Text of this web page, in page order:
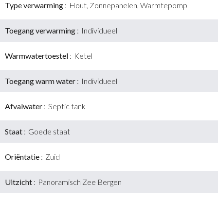
Type verwarming Hout, Zonnepanelen, Warmtepomp
Toegang verwarming Individueel
Warmwatertoestel Ketel
Toegang warm water Individueel
Afvalwater Septic tank
Staat Goede staat
Oriëntatie Zuid
Uitzicht Panoramisch Zee Bergen